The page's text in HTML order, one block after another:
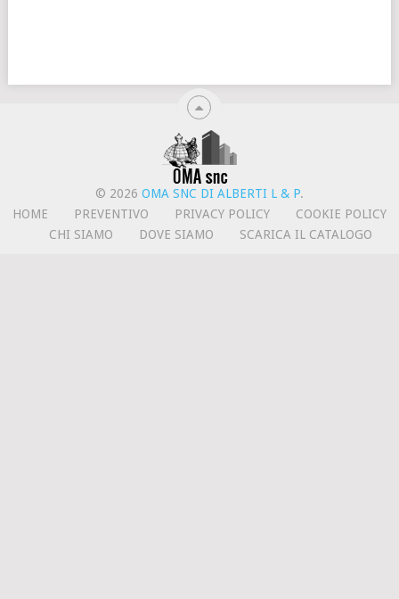
© 2026 OMA SNC DI ALBERTI L & P.
HOME
PREVENTIVO PRIVACY POLICY
COOKIE POLICY
CHI SIAMO
DOVE SIAMO SCARICA IL CATALOGO